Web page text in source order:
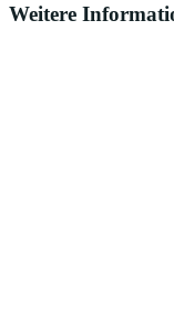
Weitere